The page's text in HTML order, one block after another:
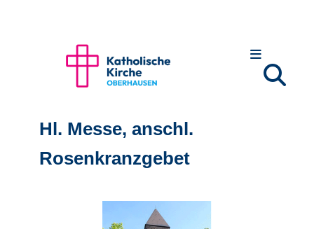
Hl. Messe, anschl.
Rosenkranzgebet